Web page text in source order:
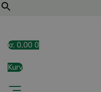
kr. 0,00 0
Kurv